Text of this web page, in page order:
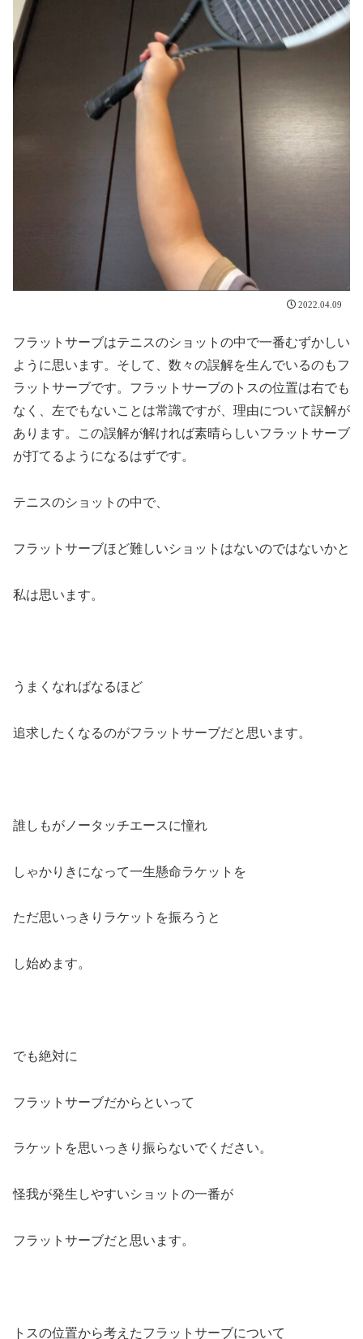
2022.04.09
フラットサーブはテニスのショットの中で一番むずかしい
ように思います。そして、数々の誤解を生んでいるのもフ
ラットサーブです。フラットサーブのトスの位置は右でも
なく、左でもないことは常識ですが、理由について誤解が
あります。この誤解が解ければ素晴らしいフラットサーブ
が打てるようになるはずです。
テニスのショットの中で、
フラットサーブほど難しいショットはないのではないかと
私は思います。
うまくなればなるほど
追求したくなるのがフラットサーブだと思います。
誰しもがノータッチエースに憧れ
しゃかりきになって一生懸命ラケットを
ただ思いっきりラケットを振ろうと
し始めます。
でも絶対に
フラットサーブだからといって
ラケットを思いっきり振らないでください。
怪我が発生しやすいショットの一番が
フラットサーブだと思います。
トスの位置から考えたフラットサーブについて